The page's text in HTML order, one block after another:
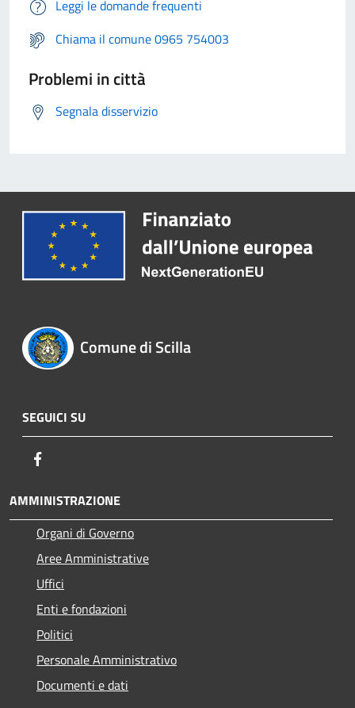
Leggi le domande frequenti
Chiama il comune 0965 754003
Problemi in città
Segnala disservizio
Comune di Scilla
SEGUICI SU
AMMINISTRAZIONE
Organi di Governo
Aree Amministrative
Uffici
Enti e fondazioni
Politici
Personale Amministrativo
Documenti e dati